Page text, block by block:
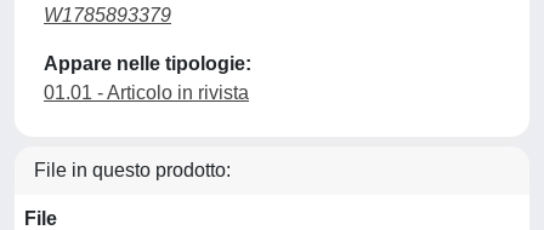
W1785893379
Appare nelle tipologie:
01.01 - Articolo in rivista
File in questo prodotto:
File